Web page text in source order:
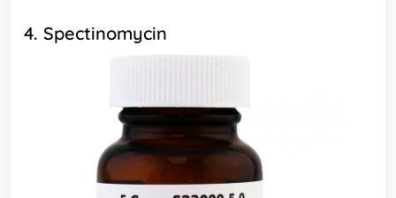
4. Spectinomycin